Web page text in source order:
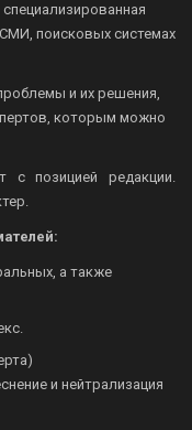
поисковых системах
и их решения,
которым можно
с позицией редакции.
а также
и нейтрализация